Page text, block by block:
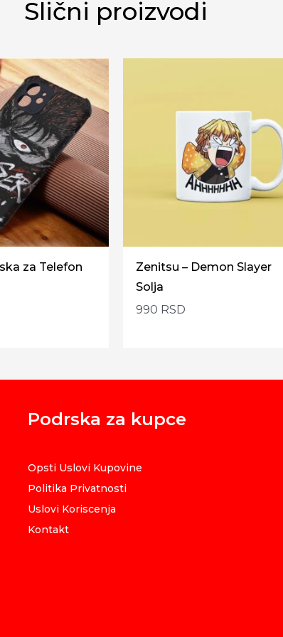
Slični proizvodi
za Telefon
Zenitsu – Demon Slayer
Solja
990 RSD
Podrska za kupce
Opsti Uslovi Kupovine
Politika Privatnosti
Uslovi Koriscenja
Kontakt